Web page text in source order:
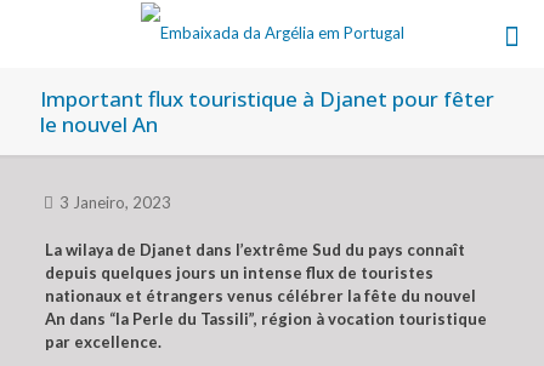
Important flux touristique à Djanet pour fêter
le nouvel An
3 Janeiro, 2023
La wilaya de Djanet dans l’extrême Sud du pays connaît
depuis quelques jours un intense flux de touristes
nationaux et étrangers venus célébrer la fête du nouvel
An dans “la Perle du Tassili”, région à vocation touristique
par excellence.